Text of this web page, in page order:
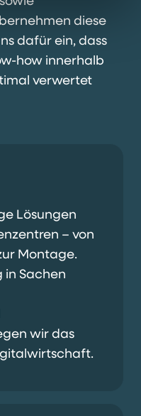
diese
dafür ein, dass
how innerhalb
verwertet
Lösungen
– von
Montage.
in Sachen
wir das